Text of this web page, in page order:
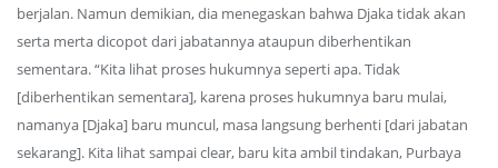
berjalan. Namun demikian, dia menegaskan bahwa Djaka tidak akan
serta merta dicopot dari jabatannya ataupun diberhentikan
sementara. “Kita lihat proses hukumnya seperti apa. Tidak
[diberhentikan sementara], karena proses hukumnya baru mulai,
namanya [Djaka] baru muncul, masa langsung berhenti [dari jabatan
sekarang]. Kita lihat sampai clear, baru kita ambil tindakan, Purbaya